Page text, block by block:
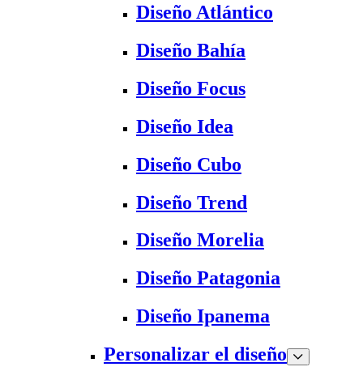
Diseño Atlántico
Diseño Bahía
Diseño Focus
Diseño Idea
Diseño Cubo
Diseño Trend
Diseño Morelia
Diseño Patagonia
Diseño Ipanema
Personalizar el diseño